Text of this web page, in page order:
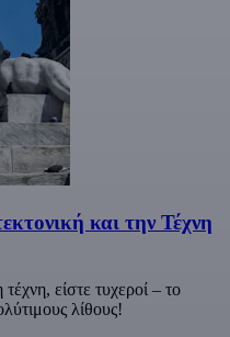
και την Τέχνη
είστε τυχεροί – το
λίθους!